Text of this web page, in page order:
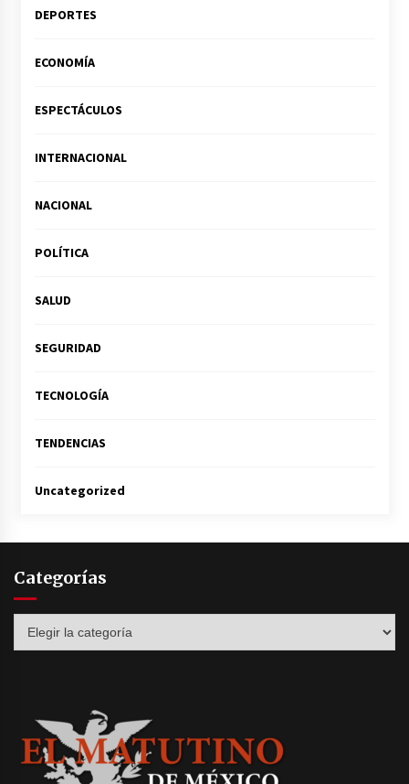
DEPORTES
ECONOMÍA
ESPECTÁCULOS
INTERNACIONAL
NACIONAL
POLÍTICA
SALUD
SEGURIDAD
TECNOLOGÍA
TENDENCIAS
Uncategorized
Categorías